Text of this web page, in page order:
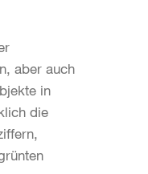
aber auch
in
die